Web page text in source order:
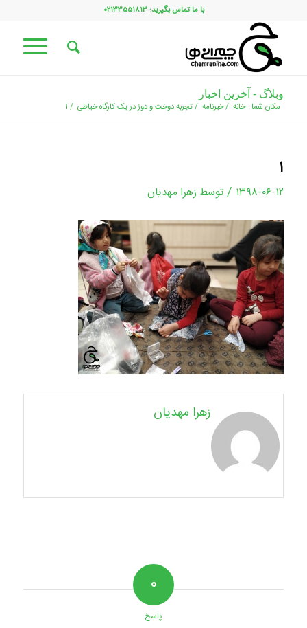
با ما تماس بگیرید: ۰۲۱۳۳۵۵۱۸۱۳
وبلاگ - آخرین اخبار
مکان شما: خانه /خبرنامه /تجربه دوخت و دوز در یک کارگاه خیاطی / ۱
۱
۱۳۹۸-۰۶-۱۲ / توسط زهرا مهدیان
زهرا مهدیان
۰
پاسخ